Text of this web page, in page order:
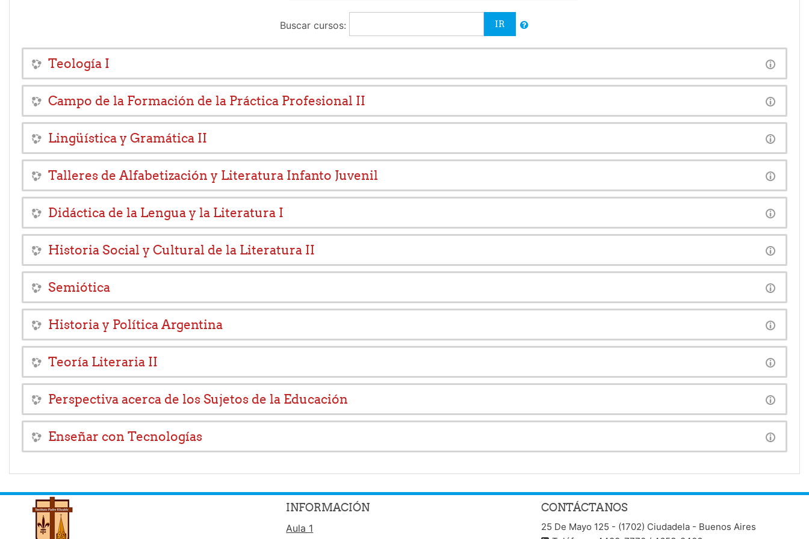
Buscar cursos:
Teología I
Campo de la Formación de la Práctica Profesional II
Lingüística y Gramática II
Talleres de Alfabetización y Literatura Infanto Juvenil
Didáctica de la Lengua y la Literatura I
Historia Social y Cultural de la Literatura II
Semiótica
Historia y Política Argentina
Teoría Literaria II
Perspectiva acerca de los Sujetos de la Educación
Enseñar con Tecnologías
INFORMACIÓN
Aula 1
CONTÁCTANOS
25 De Mayo 125 - (1702) Ciudadela - Buenos Aires